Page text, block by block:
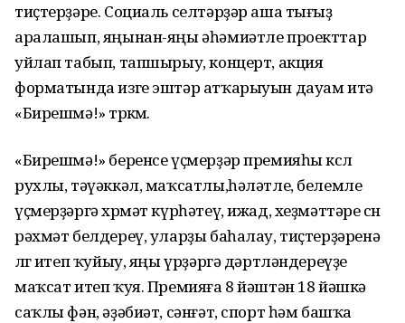
тиҫтерҙәре. Социаль селтәрҙәр аша тығыҙ
аралашып, яңынан-яңы әһәмиәтле проекттар
уйлап табып, тапшырыу, концерт, акция
форматында изге эштәр атҡарыуын дауам итә
«Бирешмә!» төркөмө.
«Бирешмә!» беренсе үҫмерҙәр премияһы көслө
рухлы, тәүәккәл, маҡсатлы,һәләтле, белемле
үҫмерҙәргә хөрмәт күрһәтеү, ижад, хеҙмәттәре өсөн
рәхмәт белдереү, уларҙы баһалау, тиҫтерҙәренә
өлгө итеп ҡуйыу, яңы үрҙәргә дәртләндереүҙе
маҡсат итеп ҡуя. Премияға 8 йәштән 18 йәшкә
саҡлы фән, әҙәбиәт, сәнғәт, спорт һәм башҡа